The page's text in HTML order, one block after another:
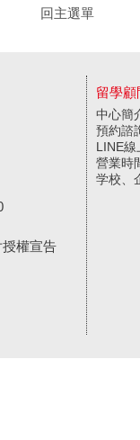
回主選單
權宣告
留學
中心簡
預約諮
LINE線
營業時
学校、